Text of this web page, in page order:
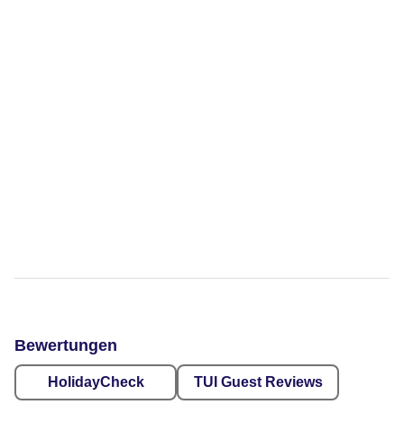
Bewertungen
HolidayCheck TUI Guest Reviews